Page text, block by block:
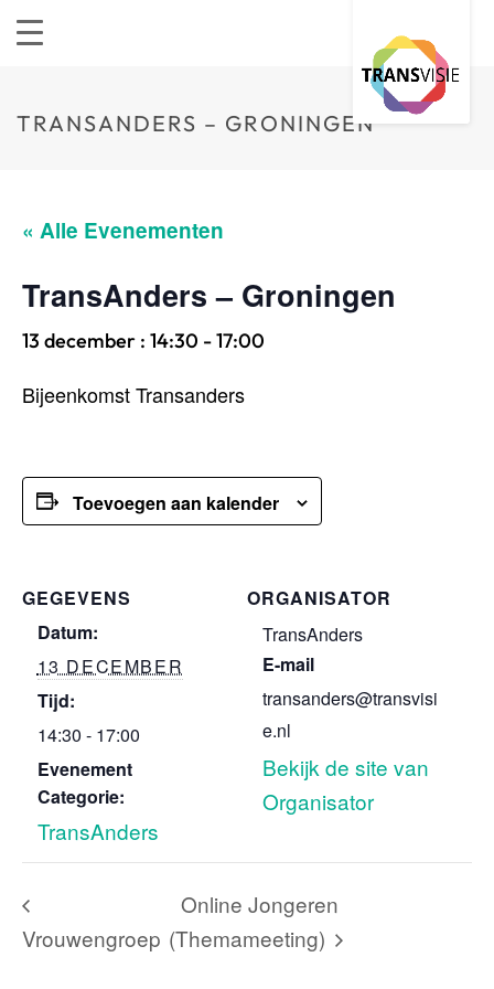
TRANSANDERS – GRONINGEN
« Alle Evenementen
TransAnders – Groningen
13 december : 14:30 -17:00
Bijeenkomst Transanders
Toevoegen aan kalender
GEGEVENS
Datum:
13 DECEMBER
Tijd:
14:30 - 17:00
Evenement
Categorie:
TransAnders
ORGANISATOR
TransAnders
E-mail
transanders@transvisi
e.nl
Bekijk de site van
Organisator
Vrouwengroep
Online Jongeren
(Themameeting)